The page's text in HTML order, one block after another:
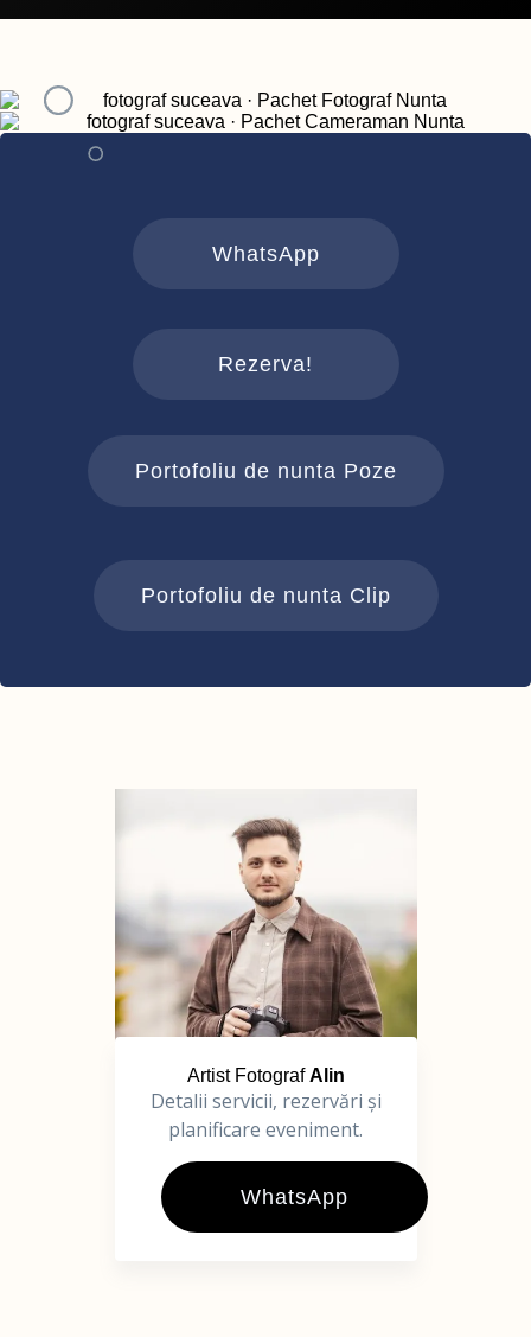
WhatsApp
Rezerva!
Portofoliu de nunta Poze
Portofoliu de nunta Clip
Artist FotografAlin
Detalii servicii, rezervări și
planificare eveniment.
WhatsApp